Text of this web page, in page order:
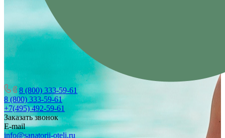
8 (800) 333-59-61
8 (800) 333-59-61
+7(495) 492-59-61
Заказать звонок
E-mail
info@sanatorii-oteli.ru